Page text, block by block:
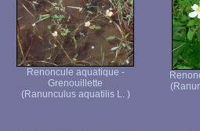
Renoncule aquatique -
Grenouillette
(Ranunculus aquatilis L. )